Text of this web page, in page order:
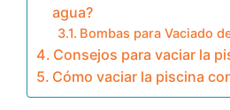
agua?
Bombas para Vaciado
Consejos para vaciar la
Cómo vaciar la piscina